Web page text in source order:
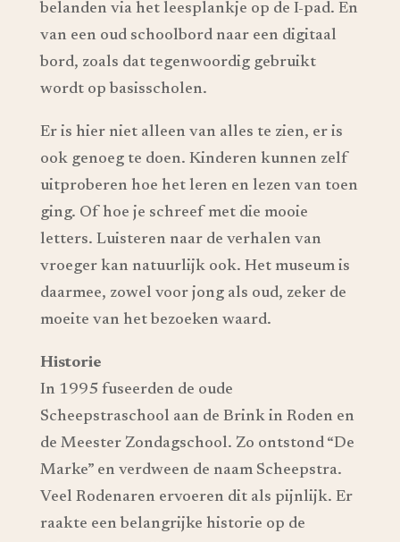
belanden via het leesplankje op de I-pad. En
van een oud schoolbord naar een digitaal
bord, zoals dat tegenwoordig gebruikt
wordt op basisscholen.
Er is hier niet alleen van alles te zien, er is
ook genoeg te doen. Kinderen kunnen zelf
uitproberen hoe het leren en lezen van toen
ging. Of hoe je schreef met die mooie
letters. Luisteren naar de verhalen van
vroeger kan natuurlijk ook. Het museum is
daarmee, zowel voor jong als oud, zeker de
moeite van het bezoeken waard.
Historie
In 1995 fuseerden de oude
Scheepstraschool aan de Brink in Roden en
de Meester Zondagschool. Zo ontstond “De
Marke” en verdween de naam Scheepstra.
Veel Rodenaren ervoeren dit als pijnlijk. Er
raakte een belangrijke historie op de